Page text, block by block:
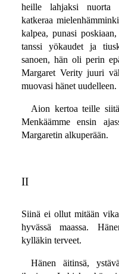
heille lahjaksi nuorta
katkeraa
kalpea, punasi
tanssi yökaudet ja
sanoen, hän oli perin
Margaret Verity juuri
muovasi hänet uudelleen.
Aion kertoa teille
Menkäämme ensin
Margaretin alkuperään.
II
Siinä ei ollut mitään
hyvässä maassa.
kylläkin terveet.
Hänen äitinsä,